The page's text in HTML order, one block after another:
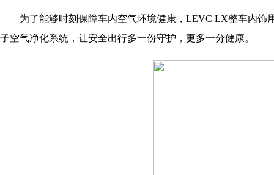
为了能够时刻保障车内空气环境健康，LEVC LX整车内饰
子空气净化系统，让安全出行多一份守护，更多一分健康。